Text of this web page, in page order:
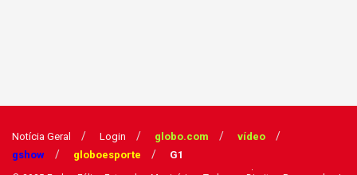
Notícia Geral Login globo.com
vídeo
gshow
globoesporte G1